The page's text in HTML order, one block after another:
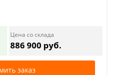
Цена со склада
886 900 руб.
заказ